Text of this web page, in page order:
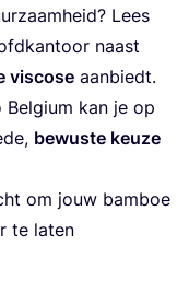
Lees
naast
vis­co­se aan­biedt.
kan je op
bewus­te keu­ze
om jouw bam­boe
te laten